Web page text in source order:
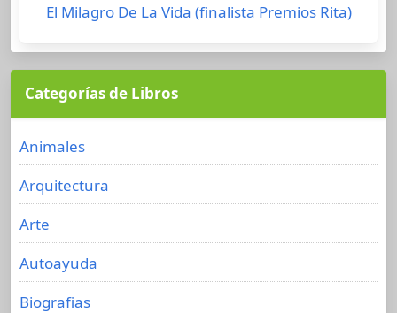
El Milagro De La Vida (finalista Premios Rita)
Categorías de Libros
Animales
Arquitectura
Arte
Autoayuda
Biografias